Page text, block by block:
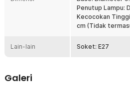
Dengan set baut dan fischer yang
mudah memasang OUDELADI fitting
Buat perubahan positif dalam dekorasi
1 x OUDELADI Fitting Lampu Hias
Penutup Lampu:
Kecocokan
cm (Tidak
Lain-lain Soket: E27
Galeri